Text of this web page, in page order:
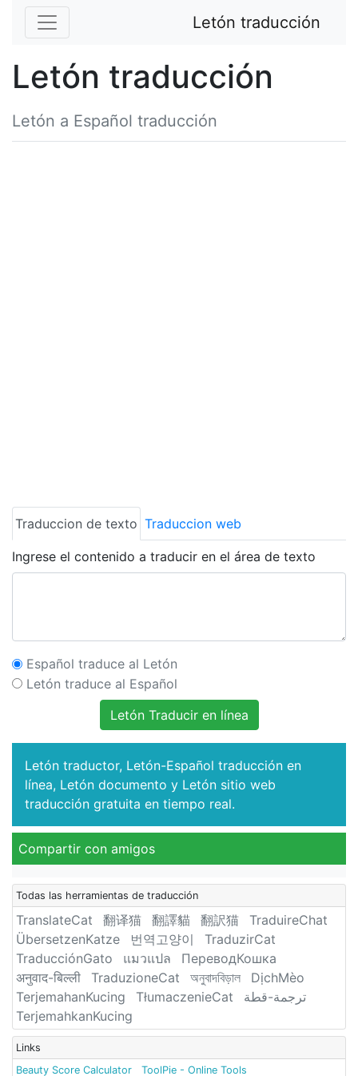
Letón traducción
Letón traducción
Letón a Español traducción
Traduccion de texto Traduccion web
Ingrese el contenido a traducir en el área de texto
Español traduce al Letón
Letón traduce al Español
Letón Traducir en línea
Letón traductor, Letón-Español traducción en
línea, Letón documento y Letón sitio web
traducción gratuita en tiempo real.
Compartir con amigos
Todas las herramientas de traducción
TranslateCat 翻译猫 翻譯貓 翻訳猫
TraduireChat
ÜbersetzenKatze
번역고양이
TraduzirCat
TraducciónGato
แมวแปล
ПереводКошка
अनुवाद-बिल्ली
TraduzioneCat অনুবাদবিড়াল
DịchMèo
TerjemahanKucing
TłumaczenieCat
ترجمة-قطة
TerjemahkanKucing
Links
Beauty Score Calculator
ToolPie - Online Tools